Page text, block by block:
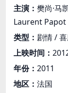
主演： 樊尚·马
Laurent Papot
类型： 剧情 /
上映时间：
年份： 2011
地区： 法国